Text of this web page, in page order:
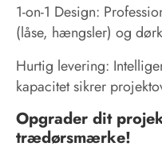
1-on-1 Design:
(låse, hængsler) og
Hurtig levering:
kapacitet sikrer
Opgrader dit
trædørsmærke!